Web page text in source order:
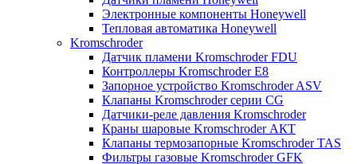
Электронные компоненты Honeywell
Тепловая автоматика Honeywell
Kromschroder
Датчик пламени Kromschroder FDU
Контроллеры Kromschroder E8
Запорное устройство Kromschroder ASV
Клапаны Kromschroder серии CG
Датчики-реле давления Kromschroder
Краны шаровые Kromschroder АКТ
Клапаны термозапорные Kromschroder TAS
Фильтры газовые Kromschroder GFK